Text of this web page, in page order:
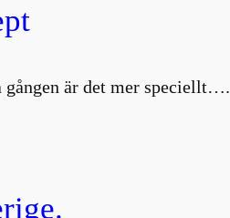
gången är det mer speciellt….